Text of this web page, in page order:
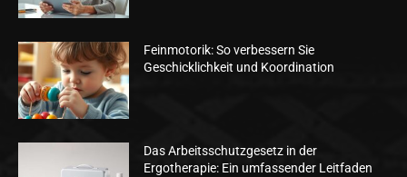
Feinmotorik: So verbessern Sie
Geschicklichkeit und Koordination
Das Arbeitsschutzgesetz in der
Ergotherapie: Ein umfassender Leitfaden